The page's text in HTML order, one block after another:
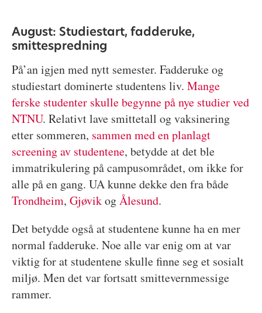
August: Studiestart, fadderuke,
smittespredning
På’an igjen med nytt semester. Fadderuke og
studiestart dominerte studentens liv. Mange
ferske studenter skulle begynne på nye studier ved
NTNU. Relativt lave smittetall og vaksinering
etter sommeren, sammen med en planlagt
screening av studentene, betydde at det ble
immatrikulering på campusområdet, om ikke for
alle på en gang. UA kunne dekke den fra både
Trondheim, GjøvikogÅlesund.
Det betydde også at studentene kunne ha en mer
normal fadderuke. Noe alle var enig om at var
viktig for at studentene skulle finne seg et sosialt
miljø. Men det var fortsatt smittevernmessige
rammer.